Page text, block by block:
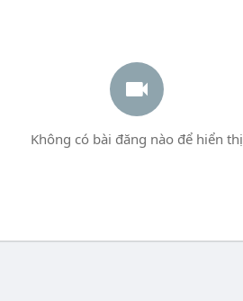
Không có bài đăng nào để hiển thị